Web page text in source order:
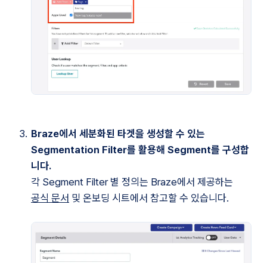
Braze에서 세분화된 타겟을 생성할 수 있는
Segmentation Filter를 활용해 Segment를 구성합
니다.
각 Segment Filter 별 정의는 Braze에서 제공하는
공식 문서